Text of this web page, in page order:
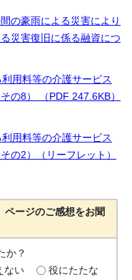
の豪雨による災害により
災害復旧に係る融資につ
用料等の介護サービス
の8） （PDF 247.6KB）
用料等の介護サービス
の2）（リーフレット）
ページのご感想をお聞
か？
ない
役にたたな